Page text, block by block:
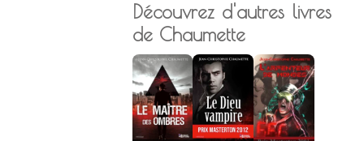
Découvrez d'autres livres
de Chaumette